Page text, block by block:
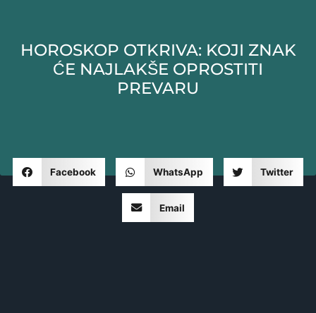
HOROSKOP OTKRIVA: KOJI ZNAK
ĆE NAJLAKŠE OPROSTITI
PREVARU
Facebook WhatsApp Twitter
Email